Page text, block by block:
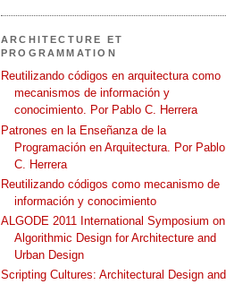
ARCHITECTURE ET
PROGRAMMATION
Reutilizando códigos en arquitectura como
mecanismos de información y
conocimiento. Por Pablo C. Herrera
Patrones en la Enseñanza de la
Programación en Arquitectura. Por Pablo
C. Herrera
Reutilizando códigos como mecanismo de
información y conocimiento
ALGODE 2011 International Symposium on
Algorithmic Design for Architecture and
Urban Design
Scripting Cultures: Architectural Design and